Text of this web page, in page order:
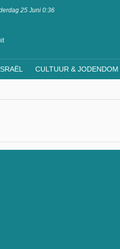
25 Juni 0:36
CULTUUR & JODENDOM